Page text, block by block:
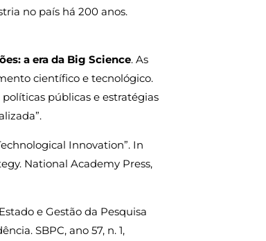
no país há 200 anos.
a era da Big Science. As
científico e tecnológico.
públicas e estratégias
Innovation”. In
National Academy Press,
e Gestão da Pesquisa
SBPC, ano 57, n. 1,